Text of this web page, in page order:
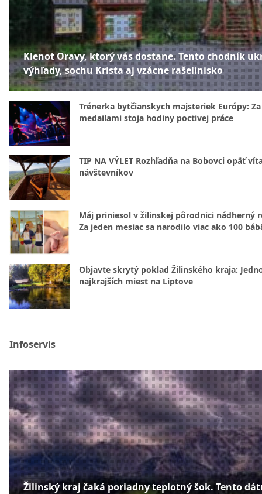
Klenot Oravy, ktorý vás dostane. Tento chodník
výhľady, sochu Krista aj vzácne rašelinisko
Trénerka bytčianskych majsteriek Európy: Za
medailami stoja hodiny poctivej práce
TIP NA VÝLET Rozhľadňa na Bobovci opäť
návštevníkov
Máj priniesol v žilinskej pôrodnici nádherný
Za jeden mesiac sa narodilo viac ako 100
Objavte skrytý poklad Žilinského kraja:
najkrajších miest na Liptove
Infoservis
Žilinský kraj čaká poriadny teplotný šok. Tento